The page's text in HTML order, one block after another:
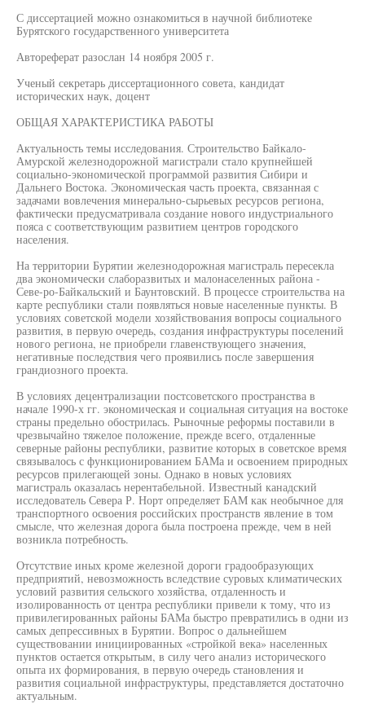
С диссертацией можно ознакомиться в научной библиотеке
Бурятского государственного университета
Автореферат разослан 14 ноября 2005 г.
Ученый секретарь диссертационного совета, кандидат
исторических наук, доцент
ОБЩАЯ ХАРАКТЕРИСТИКА РАБОТЫ
Актуальность темы исследования. Строительство Байкало-
Амурской железнодорожной магистрали стало крупнейшей
социально-экономической программой развития Сибири и
Дальнего Востока. Экономическая часть проекта, связанная с
задачами вовлечения минерально-сырьевых ресурсов региона,
фактически предусматривала создание нового индустриального
пояса с соответствующим развитием центров городского
населения.
На территории Бурятии железнодорожная магистраль пересекла
два экономически слаборазвитых и малонаселенных района -
Севе-ро-Байкальский и Баунтовский. В процессе строительства на
карте республики стали появляться новые населенные пункты. В
условиях советской модели хозяйствования вопросы социального
развития, в первую очередь, создания инфраструктуры поселений
нового региона, не приобрели главенствующего значения,
негативные последствия чего проявились после завершения
грандиозного проекта.
В условиях децентрализации постсоветского пространства в
начале 1990-х гг. экономическая и социальная ситуация на востоке
страны предельно обострилась. Рыночные реформы поставили в
чрезвычайно тяжелое положение, прежде всего, отдаленные
северные районы республики, развитие которых в советское время
связывалось с функционированием БАМа и освоением природных
ресурсов прилегающей зоны. Однако в новых условиях
магистраль оказалась нерентабельной. Известный канадский
исследователь Севера Р. Норт определяет БАМ как необычное для
транспортного освоения российских пространств явление в том
смысле, что железная дорога была построена прежде, чем в ней
возникла потребность.
Отсутствие иных кроме железной дороги градообразующих
предприятий, невозможность вследствие суровых климатических
условий развития сельского хозяйства, отдаленность и
изолированность от центра республики привели к тому, что из
привилегированных районы БАМа быстро превратились в одни из
самых депрессивных в Бурятии. Вопрос о дальнейшем
существовании инициированных «стройкой века» населенных
пунктов остается открытым, в силу чего анализ исторического
опыта их формирования, в первую очередь становления и
развития социальной инфраструктуры, представляется достаточно
актуальным.